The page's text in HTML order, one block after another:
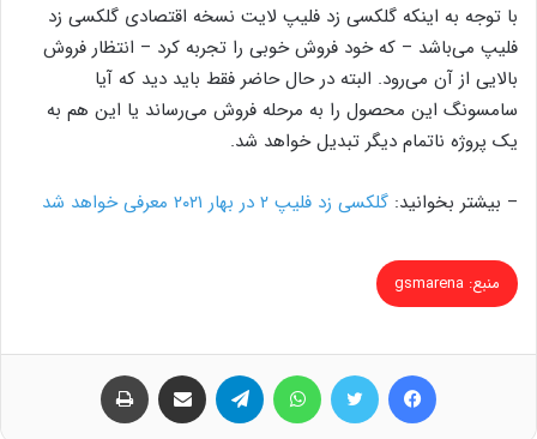
با توجه به اینکه گلکسی زد فلیپ لایت نسخه اقتصادی گلکسی زد
فلیپ می‌باشد – که خود فروش خوبی را تجربه کرد – انتظار فروش
بالایی از آن می‌رود. البته در حال حاضر فقط باید دید که آیا
سامسونگ این محصول را به مرحله فروش می‌رساند یا این هم به
یک پروژه ناتمام دیگر تبدیل خواهد شد.
– بیشتر بخوانید: گلکسی زد فلیپ ۲ در بهار ۲۰۲۱ معرفی خواهد شد
منبع: gsmarena